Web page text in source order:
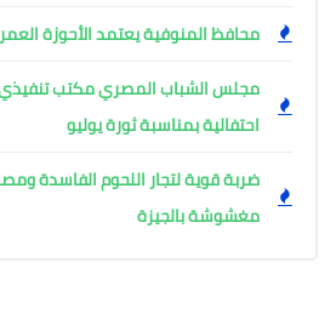
محافظ المنوفية يعتمد الأحوزة
مجلس الشباب المصري مكتب تنفيذي
احتفالية بمناسبة ثورة يوليو
مغشوشة بالجيزة